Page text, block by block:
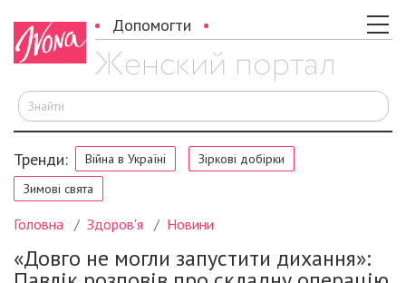
Допомогти
Тренди: Війна в Україні
Зіркові добірки
Зимові свята
Головна Здоров'я Новини
«Довго не могли запустити дихання»: